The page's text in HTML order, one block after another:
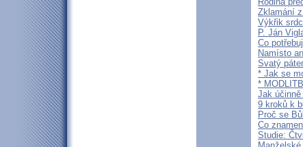
Zklamání
Výkřik
P. Ján
Co
Namísto
Svatý
* Jak se
*
Jak
9 kroků k
Proč se
Co
Studie: